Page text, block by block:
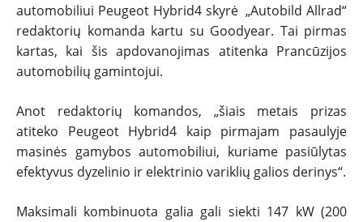
automobiliui Peugeot Hybrid4 skyrė „Autobild Allrad“
redaktorių komanda kartu su Goodyear. Tai pirmas
kartas, kai šis apdovanojimas atitenka Prancūzijos
automobilių gamintojui.
Anot redaktorių komandos, „šiais metais prizas
atiteko Peugeot Hybrid4 kaip pirmajam pasaulyje
masinės gamybos automobiliui, kuriame pasiūlytas
efektyvus dyzelinio ir elektrinio variklių galios derinys“.
Maksimali kombinuota galia gali siekti 147 kW (200